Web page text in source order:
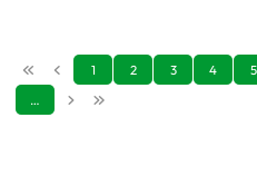
1 2 3 4 5
…